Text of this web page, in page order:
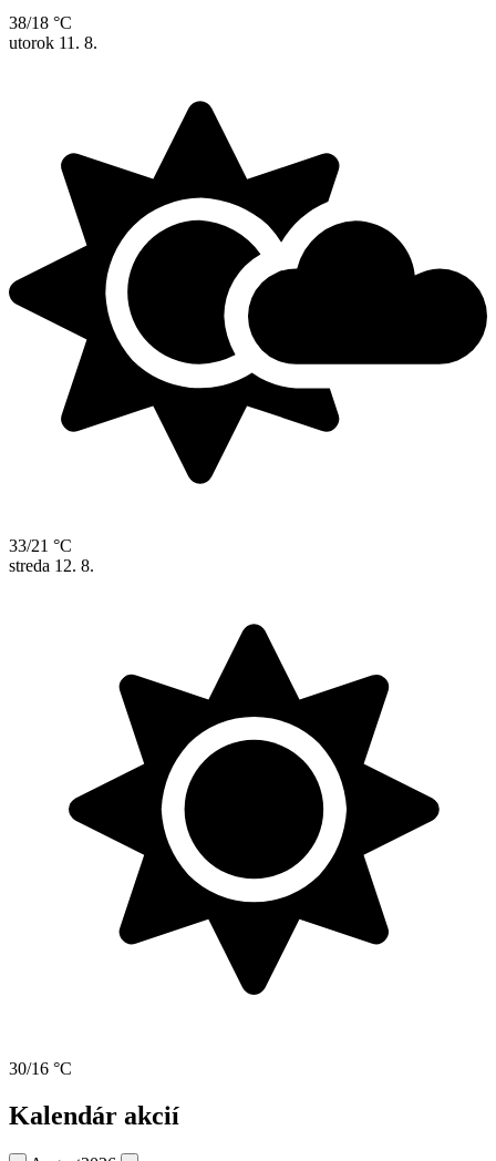
38/18 °C
utorok 11. 8.
33/21 °C
streda 12. 8.
30/16 °C
Kalendár akcií